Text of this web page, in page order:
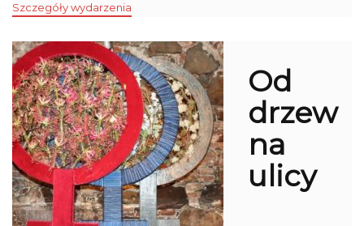
Szczegóły wydarzenia
Od
drzew
na
ulicy